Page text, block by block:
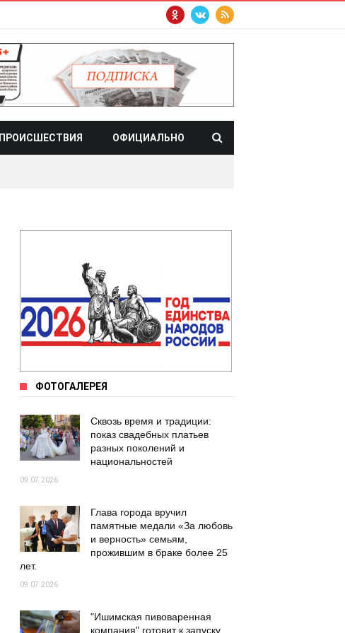
ПРОИСШЕСТВИЯ ОФИЦИАЛЬНО
ФОТОГАЛЕРЕЯ
Сквозь время и традиции:
показ свадебных платьев
разных поколений и
национальностей
09.07.2026
Глава города вручил
памятные медали «За любовь
и верность» семьям,
прожившим в браке более 25
лет.
09.07.2026
"Ишимская пивоваренная
компания" готовит к запуску